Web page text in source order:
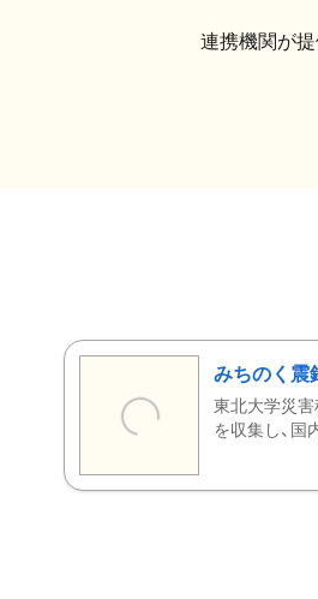
連携機関が提
みちのく震
東北大学災害
を収集し、国